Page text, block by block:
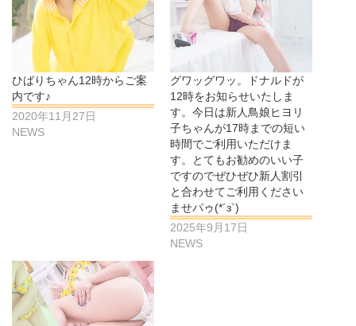
ひばりちゃん12時からご案
内です♪
2020年11月27日
NEWS
グワッグワッ。ドナルドが
12時をお知らせいたしま
す。今日は新人鳥娘ヒヨリ
子ちゃんが17時までの短い
時間でご利用いただけま
す。とてもお勧めのいい子
ですのでぜひぜひ新人割引
と合わせてご利用ください
ませパゥ(*´з`)
2025年9月17日
NEWS